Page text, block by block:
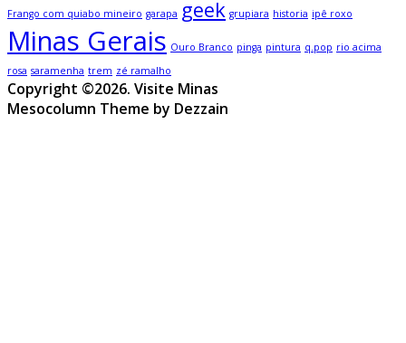
Frango com quiabo mineiro garapa geek grupiara historia ipê roxo
Minas Gerais Ouro Branco pinga pintura q.pop rio acima
rosa saramenha trem zé ramalho
Copyright ©2026. Visite Minas
Mesocolumn Theme by Dezzain